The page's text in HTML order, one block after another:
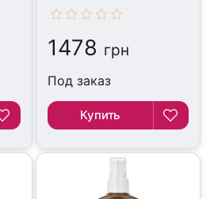
1478 грн
Под заказ
Купить